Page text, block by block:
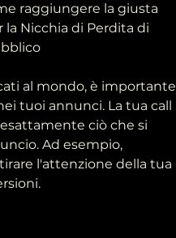
raggiungere la giusta
Nicchia di Perdita di
al mondo, è importante
tuoi annunci. La tua call
ciò che si
Ad esempio,
l'attenzione della tua